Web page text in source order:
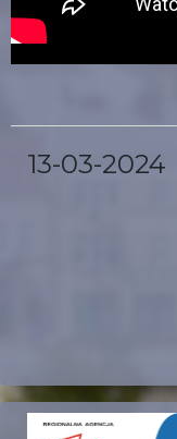
13-03-2024